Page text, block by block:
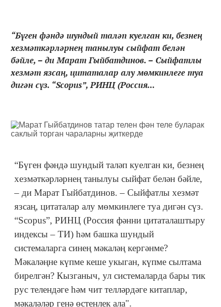
“Бүген фәндә шундый таләп куелган ки, безнең
хезмәткәрләрнең танылуы сыйфат белән
бәйле, – ди Марат Гыйбатдинов. – Сыйфатлы
хезмәт язсаң, цитаталар алу мөмкинлеге туа
дигән сүз. “Scopus”, РИНЦ (Россия...
“Бүген фәндә шундый таләп куелган ки, безнең
хезмәткәрләрнең танылуы сыйфат белән бәйле,
– ди Марат Гыйбатдинов. – Сыйфатлы хезмәт
язсаң, цитаталар алу мөмкинлеге туа дигән сүз.
“Scopus”, РИНЦ (Россия фәнни цитаталаштыру
индексы – ТИ) һәм башка шундый
системаларга синең мәкаләң кергәнме?
Мәкаләңне күпме кеше укыган, күпме сылтама
бирелгән? Кызганыч, ул системаларда бары тик
рус телендәге һәм чит телләрдәге китаплар,
мәкаләләр генә өстенлек ала".